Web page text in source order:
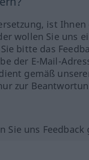
ist Ihnen
wollen Sie uns
bitte das
der E-Mail-
gemäß
zur
Sie uns Feedback